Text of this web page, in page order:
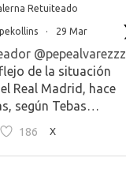
Retuiteado
· 29 Mar
@pepealvarezzz
de la situación
Real Madrid, hace
según Tebas…
186 X